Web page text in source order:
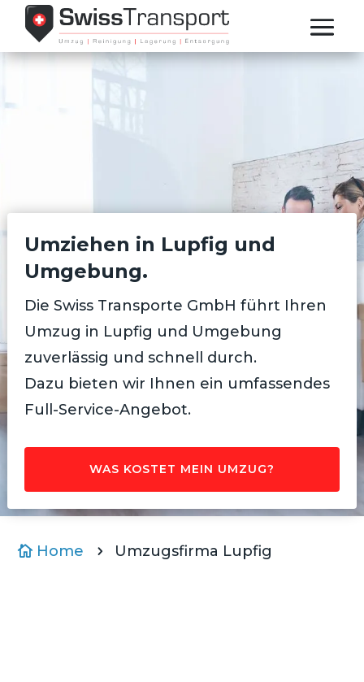
Umziehen in Lupfig und
Umgebung.
Die Swiss Transporte GmbH führt Ihren
Umzug in Lupfig und Umgebung
zuverlässig und schnell durch.
Dazu bieten wir Ihnen ein umfassendes
Full-Service-Angebot.
WAS KOSTET MEIN UMZUG?
 Home 5 Umzugsfirma Lupfig